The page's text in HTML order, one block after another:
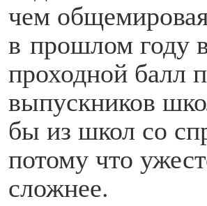
чем
в прошлом году
проходной балл
выпускников
бы из школ со
потому что
сложнее.